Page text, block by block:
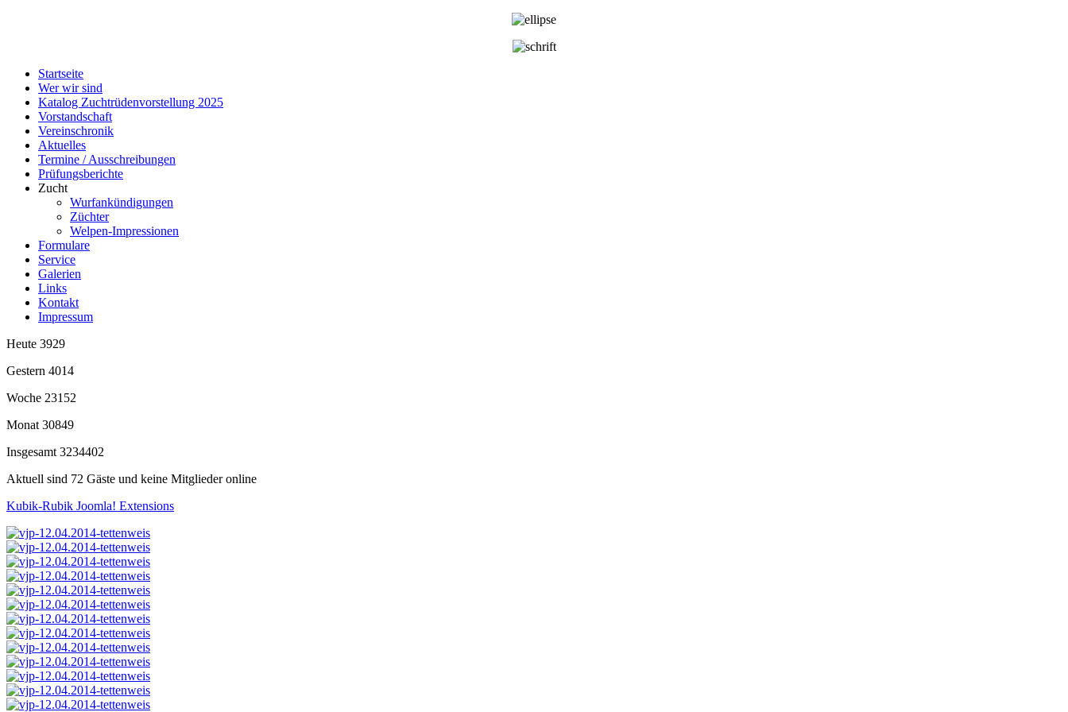
Startseite
Wer wir sind
Katalog Zuchtrüdenvorstellung 2025
Vorstandschaft
Vereinschronik
Aktuelles
Termine / Ausschreibungen
Prüfungsberichte
Zucht
Wurfankündigungen
Züchter
Welpen-Impressionen
Formulare
Service
Galerien
Links
Kontakt
Impressum
Heute 3929
Gestern 4014
Woche 23152
Monat 30849
Insgesamt 3234402
Aktuell sind 72 Gäste und keine Mitglieder online
Kubik-Rubik Joomla! Extensions